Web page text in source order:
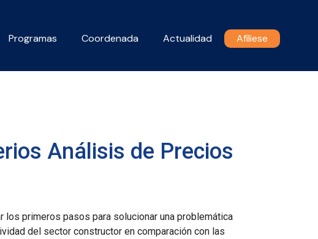
Programas Coordenada Actualidad Afíliese
Análisis de Precios
los primeros pasos para solucionar una problemática
del sector constructor en comparación con las